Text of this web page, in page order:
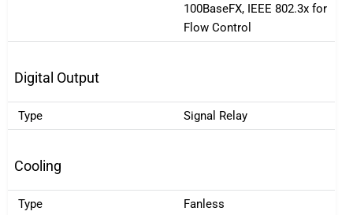
100BaseFX, IEEE 802.3x for
Flow Control
Digital Output
Type Signal Relay
Cooling
Type Fanless